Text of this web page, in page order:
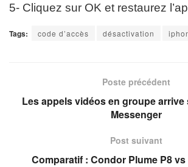
5- Cliquez sur OK et restaurez
Tags: code d’accès désactivation
Poste précédent
Les appels vidéos en groupe
Messenger
Post suivant
Comparatif : Condor Plume P8 vs